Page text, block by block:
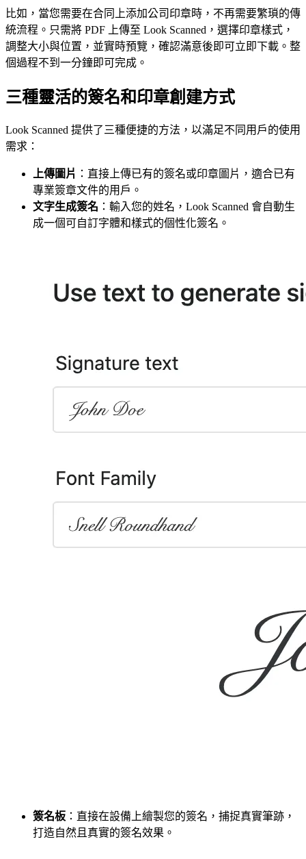
比如，當您需要在合同上添加公司印章時，不再需要繁瑣的傳
統流程。只需將 PDF 上傳至 Look Scanned，選擇印章樣式，
調整大小與位置，並實時預覽，確認滿意後即可立即下載。整
個過程不到一分鐘即可完成。
三種靈活的簽名和印章創建方式
Look Scanned 提供了三種便捷的方法，以滿足不同用戶的使用
需求：
上傳圖片 ：直接上傳已有的簽名或印章圖片，適合已有
專業簽章文件的用戶。
文字生成簽名 ：輸入您的姓名，Look Scanned 會自動生
成一個可自訂字體和樣式的個性化簽名。
簽名板 ：直接在設備上繪製您的簽名，捕捉真實筆跡，
打造自然且真實的簽名效果。